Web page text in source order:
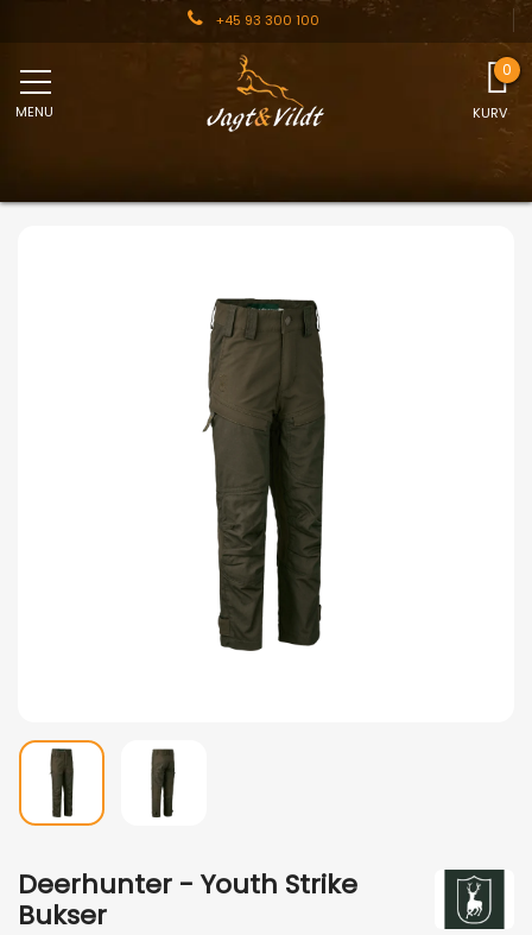
+45 93 300 100
KURV
MENU
Deerhunter - Youth Strike
Bukser